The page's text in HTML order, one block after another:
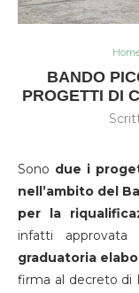
BANDO
PROGETTI DI
Sono due i
nell’ambito del
per la
infatti
graduatoria
firma al decreto di